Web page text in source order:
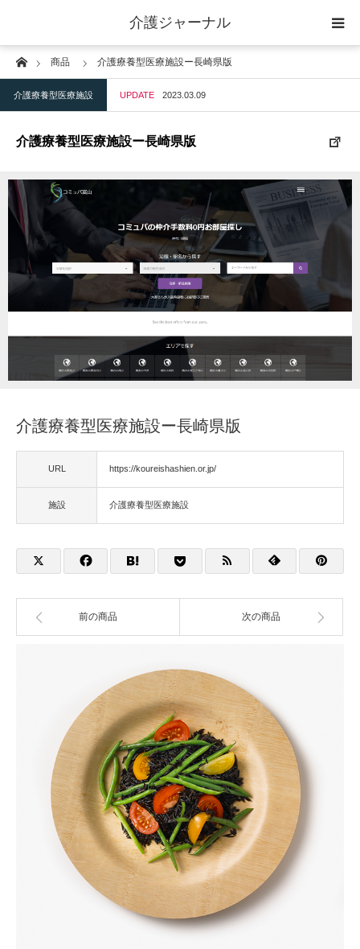
介護ジャーナル
Home商品 介護療養型医療施設ー長崎県版
介護療養型医療施設 UPDATE 2023.03.09
介護療養型医療施設ー長崎県版
介護療養型医療施設ー長崎県版
URL https://koureishashien.or.jp/
施設 介護療養型医療施設
前の商品 次の商品
ケアプラン作成
訪問
短期入所
訪問＋通い＋宿泊
施設
地域密着型小規模施設
住宅改修